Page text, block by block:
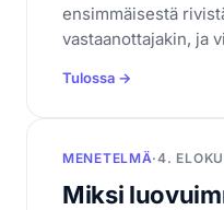
Resurssit
Legal
ensimmäisestä
vastaanottajakin, ja
Tulossa →
MENETELMÄ·4.
Miksi